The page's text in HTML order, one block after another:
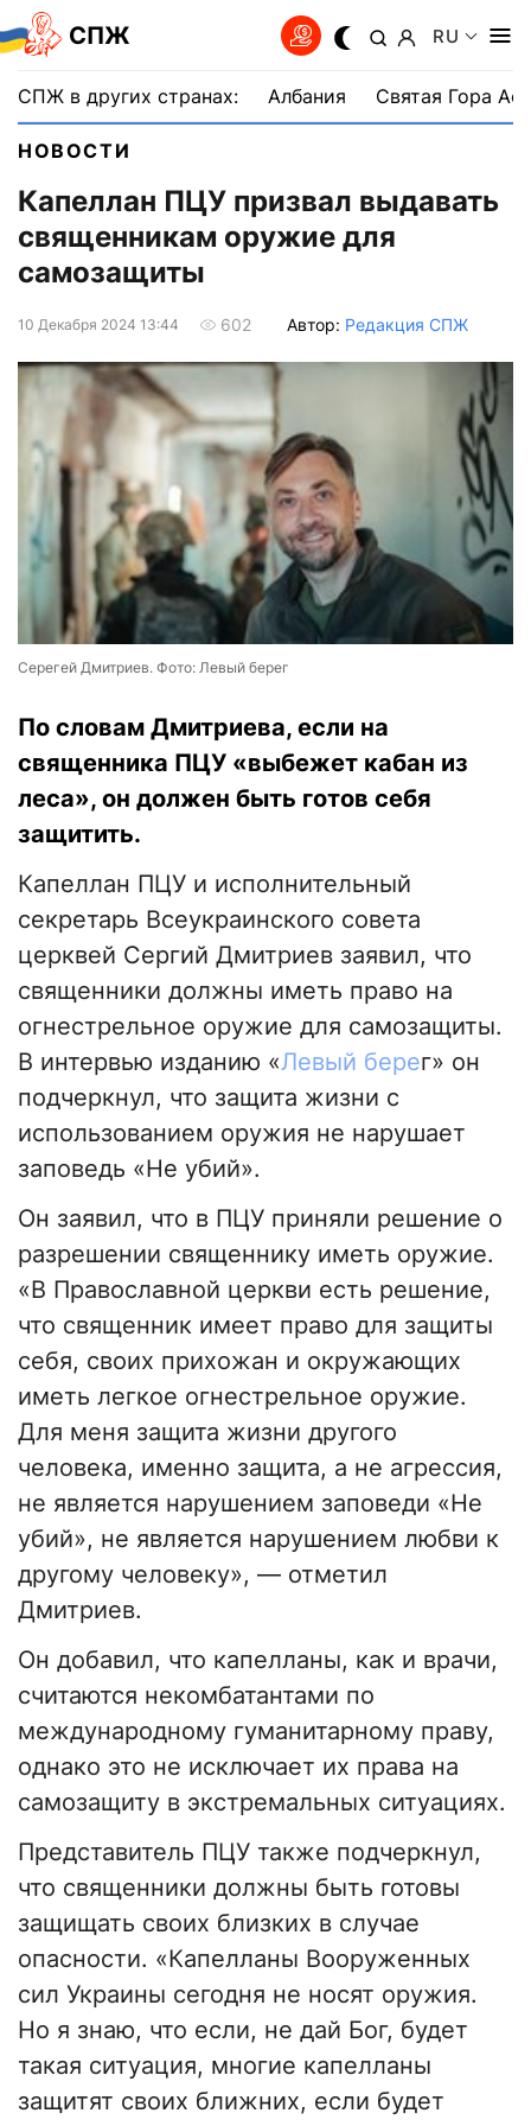
СПЖ RU
СПЖ в других странах: Албания Святая Гора
НОВОСТИ
Капеллан ПЦУ призвал выдавать
священникам оружие для
самозащиты
10 Декабря 2024 13:44 602 Автор: Редакция СПЖ
Серегей Дмитриев. Фото: Левый берег
По словам Дмитриева, если на
священника ПЦУ «выбежет кабан из
леса», он должен быть готов себя
защитить.
Капеллан ПЦУ и исполнительный
секретарь Всеукраинского совета
церквей Сергий Дмитриев заявил, что
священники должны иметь право на
огнестрельное оружие для самозащиты.
В интервью изданию «Левый берег» он
подчеркнул, что защита жизни с
использованием оружия не нарушает
заповедь «Не убий».
Он заявил, что в ПЦУ приняли решение о
разрешении священнику иметь оружие.
«В Православной церкви есть решение,
что священник имеет право для защиты
себя, своих прихожан и окружающих
иметь легкое огнестрельное оружие.
Для меня защита жизни другого
человека, именно защита, а не агрессия,
не является нарушением заповеди «Не
убий», не является нарушением любви к
другому человеку», — отметил
Дмитриев.
Он добавил, что капелланы, как и врачи,
считаются некомбатантами по
международному гуманитарному праву,
однако это не исключает их права на
самозащиту в экстремальных ситуациях.
Представитель ПЦУ также подчеркнул,
что священники должны быть готовы
защищать своих близких в случае
опасности. «Капелланы Вооруженных
сил Украины сегодня не носят оружия.
Но я знаю, что если, не дай Бог, будет
такая ситуация, многие капелланы
защитят своих ближних, если будет